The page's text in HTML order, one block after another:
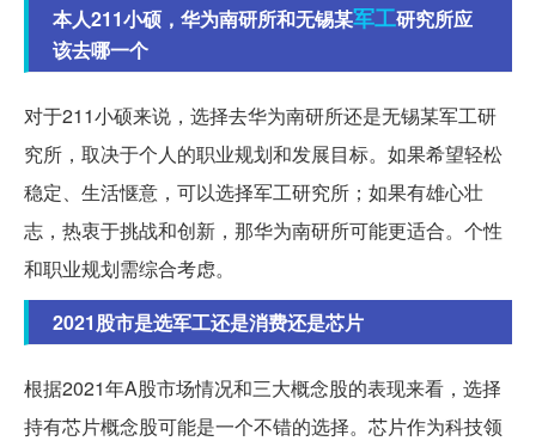
本人211小硕，华为南研所和无锡某军工研究所应
该去哪一个
对于211小硕来说，选择去华为南研所还是无锡某军工研
究所，取决于个人的职业规划和发展目标。如果希望轻松
稳定、生活惬意，可以选择军工研究所；如果有雄心壮
志，热衷于挑战和创新，那华为南研所可能更适合。个性
和职业规划需综合考虑。
2021股市是选军工还是消费还是芯片
根据2021年A股市场情况和三大概念股的表现来看，选择
持有芯片概念股可能是一个不错的选择。芯片作为科技领